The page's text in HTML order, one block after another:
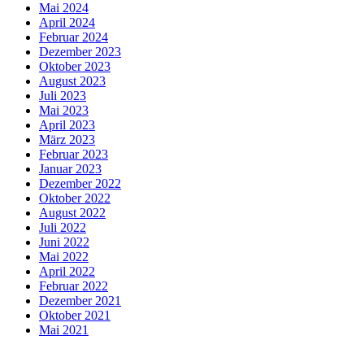
Mai 2024
April 2024
Februar 2024
Dezember 2023
Oktober 2023
August 2023
Juli 2023
Mai 2023
April 2023
März 2023
Februar 2023
Januar 2023
Dezember 2022
Oktober 2022
August 2022
Juli 2022
Juni 2022
Mai 2022
April 2022
Februar 2022
Dezember 2021
Oktober 2021
Mai 2021